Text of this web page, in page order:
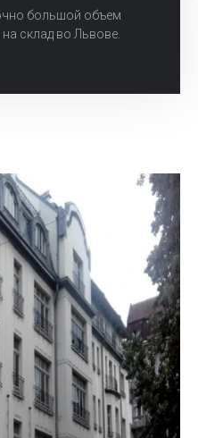
большой объем
склад во Львове.